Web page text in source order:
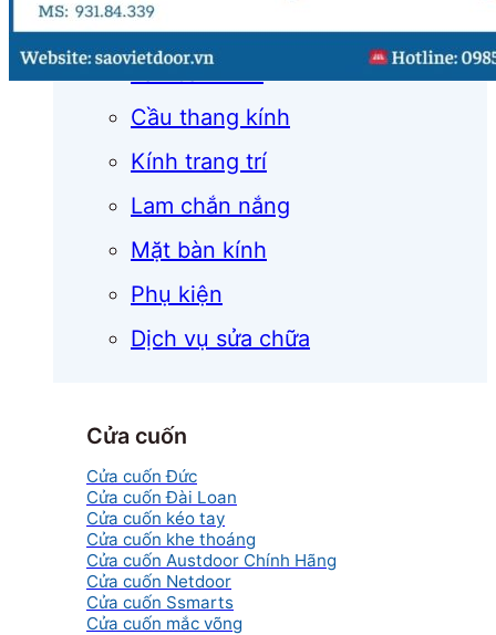
Mái kính
Lan can kính
Cầu thang kính
Kính trang trí
Lam chắn nắng
Mặt bàn kính
Phụ kiện
Dịch vụ sửa chữa
Cửa cuốn
Cửa cuốn Đức
Cửa cuốn Đài Loan
Cửa cuốn kéo tay
Cửa cuốn khe thoáng
Cửa cuốn Austdoor Chính Hãng
Cửa cuốn Netdoor
Cửa cuốn Ssmarts
Cửa cuốn mắc võng